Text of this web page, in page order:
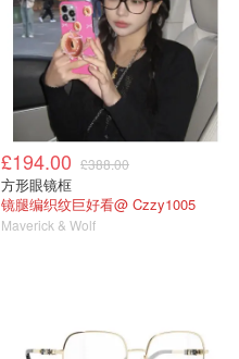
£194.00 £388.00
方形眼镜框
镜腿编织纹巨好看@ Czzy1005
Maverick & Wolf